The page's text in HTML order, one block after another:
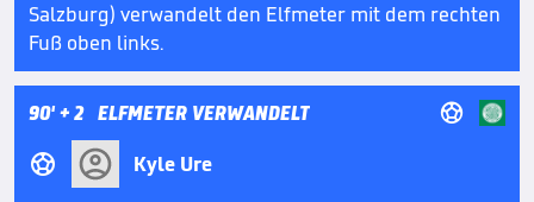
Salzburg) verwandelt den Elfmeter mit dem rechten
Fuß oben links.
90'+ 2 ELFMETER VERWANDELT 

Kyle Ure